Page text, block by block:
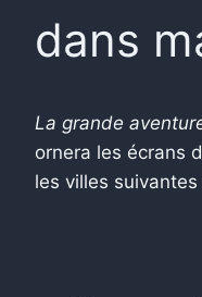
dans
La grande
ornera les écrans
les villes suivantes